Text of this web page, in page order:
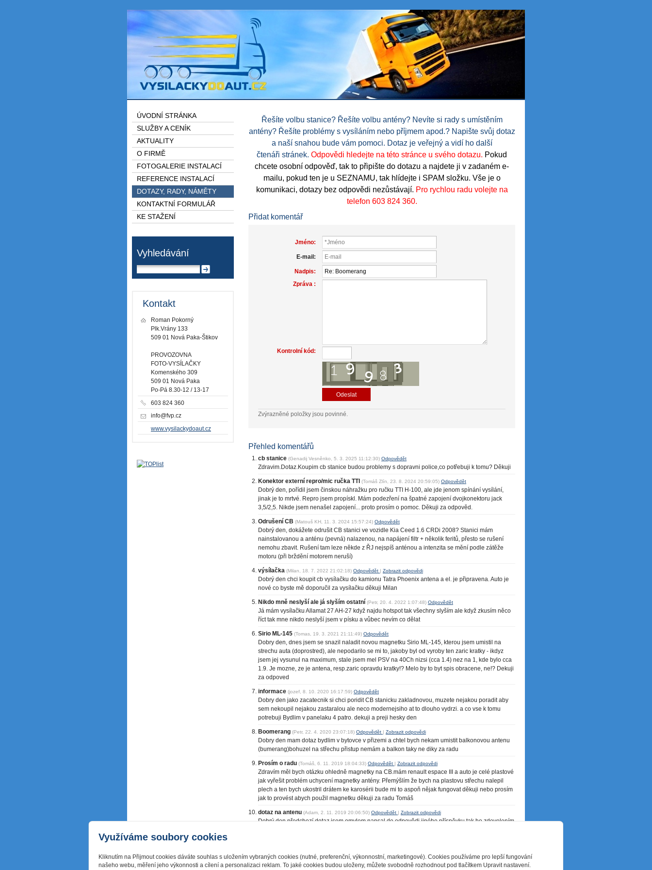
Řešíte volbu stanice? Řešíte volbu antény? Nevíte si rady s umístěním
antény? Řešíte problémy s vysíláním nebo příjmem apod.? Napište svůj dotaz
a naší snahou bude vám pomoci. Dotaz je veřejný a vidí ho další
čtenáři stránek. Odpovědi hledejte na této stránce u svého dotazu. Pokud
chcete osobní odpověď, tak to připište do dotazu a najdete ji v zadaném e-
mailu, pokud ten je u SEZNAMU, tak hlídejte i SPAM složku. Vše je o
komunikaci, dotazy bez odpovědi nezůstávají. Pro rychlou radu volejte na
telefon 603 824 360.
Přidat komentář
Jméno:
E-mail:
Nadpis:
Zpráva :
Kontrolní kód:
Zvýrazněné položky jsou povinné.
Přehled komentářů
cb stanice (Genadij Vesněnko, 5. 3. 2025 11:12:30) Odpovědět
Zdravim.Dotaz.Koupim cb stanice budou problemy s dopravni police,co potřebuji k tomu? Děkuji
Konektor externí repro/mic ručka TTI (Tomáš Zlín, 23. 8. 2024 20:59:05) Odpovědět
Dobrý den, pořídil jsem činskou náhražku pro ručku TTI H-100, ale jde jenom spínání vysílání,
jinak je to mrtvé. Repro jsem propískl. Mám podezření na špatné zapojení dvojkonektoru jack
3,5/2,5. Nikde jsem nenašel zapojení... proto prosím o pomoc. Děkuji za odpověd.
Odrušení CB (Matouš KH, 11. 3. 2024 15:57:24) Odpovědět
Dobrý den, dokážete odrušit CB stanici ve vozidle Kia Ceed 1.6 CRDi 2008? Stanici mám
nainstalovanou a anténu (pevná) nalazenou, na napájení filtr + několik feritů, přesto se rušení
nemohu zbavit. Rušení tam leze někde z ŘJ nejspíš anténou a intenzita se mění podle zátěže
motoru (při brždění motorem neruší)
výsílačka (Milan, 18. 7. 2022 21:02:18) Odpovědět Zobrazit odpovědi
Dobrý den chci koupit cb vysílačku do kamionu Tatra Phoenix antena a el. je připravena. Auto je
nové co byste mě doporučil za vysílačku děkuji Milan
Nikdo mně neslyší ale já slyším ostatní (Petr, 20. 4. 2022 1:07:48) Odpovědět
Já mám vysílačku Allamat 27 AH-27 když najdu hotspot tak všechny slyším ale když zkusím něco
říct tak mne nikdo neslyší jsem v písku a vůbec nevím co dělat
Sirio ML-145 (Tomas, 19. 3. 2021 21:11:49) Odpovědět
Dobry den, dnes jsem se snazil naladit novou magnetku Sirio ML-145, kterou jsem umistil na
strechu auta (doprostred), ale nepodarilo se mi to, jakoby byl od vyroby ten zaric kratky - ikdyz
jsem jej vysunul na maximum, stale jsem mel PSV na 40Ch nizsi (cca 1.4) nez na 1, kde bylo cca
1.9. Je mozne, ze je antena, resp.zaric opravdu kratky!? Melo by to byt spis obracene, ne!? Dekuji
za odpoved
informace (jozef, 8. 10. 2020 16:17:59) Odpovědět
Dobry den jako zacatecnik si chci poridit CB stanicku zakladnovou, muzete nejakou poradit aby
sem nekoupil nejakou zastaralou ale neco modernejsiho at to dlouho vydrzi. a co vse k tomu
potrebuji Bydlim v panelaku 4 patro. dekuji a preji hesky den
Boomerang (Petr, 22. 4. 2020 23:07:18) Odpovědět Zobrazit odpovědi
Dobry den mam dotaz bydlim v bytovce v přizemi a chtel bych nekam umistit balkonovou antenu
(bumerang)bohuzel na střechu přistup nemám a balkon taky ne diky za radu
Prosím o radu (Tomáš, 6. 11. 2019 18:04:33) Odpovědět Zobrazit odpovědi
Zdravím měl bych otázku ohledně magnetky na CB.mám renault espace III a auto je celé plastové
jak vyřešit problém uchycení magnetky antény. Přemýšlím že bych na plastovu střechu nalepil
plech a ten bych ukostril drátem ke karosérii bude mi to aspoň nějak fungovat děkuji nebo prosím
jak to provést abych použil magnetku děkuji za radu Tomáš
dotaz na antenu (Adam, 2. 11. 2019 20:06:50) Odpovědět Zobrazit odpovědi
Dobrý den,předchozí dotaz jsem omylem napsal do odpovědi jiného příspěvku,tak ho zdovolením
předchozí 1| 2| 3 následující
ÚVODNÍ STRÁNKA
SLUŽBY A CENÍK
AKTUALITY
O FIRMĚ
FOTOGALERIE INSTALACÍ
REFERENCE INSTALACÍ
DOTAZY, RADY, NÁMĚTY
KONTAKTNÍ FORMULÁŘ
KE STAŽENÍ
Vyhledávání
Kontakt
Roman Pokorný
Plk.Vrány 133
509 01 Nová Paka-Štikov
PROVOZOVNA
FOTO-VYSÍLAČKY
Komenského 309
509 01 Nová Paka
Po-Pá 8.30-12 / 13-17
603 824 360
info@fvp.cz
www.vysilackydoaut.cz
Využíváme soubory cookies
Kliknutím na Přijmout cookies dáváte souhlas s uložením vybraných cookies (nutné, preferenční, výkonnostní, marketingové). Cookies používáme pro lepší fungování
našeho webu, měření jeho výkonnosti a cílení a personalizaci reklam. To jaké cookies budou uloženy, můžete svobodně rozhodnout pod tlačítkem Upravit nastavení.